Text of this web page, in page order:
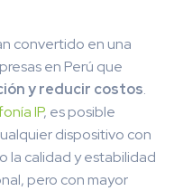
convertido en una
en Perú que
y reducir costos.
IP, es posible
dispositivo con
la calidad y estabilidad
pero con mayor